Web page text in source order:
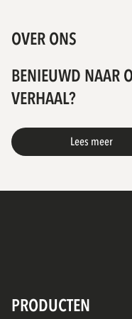
OVER ONS
BENIEUWD NAAR
VERHAAL?
Lees meer
PRODUCTEN